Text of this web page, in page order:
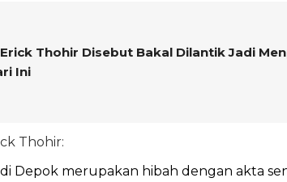
Thohir Disebut Bakal Dilantik Jadi
Ini
Thohir:
Depok merupakan hibah dengan akta